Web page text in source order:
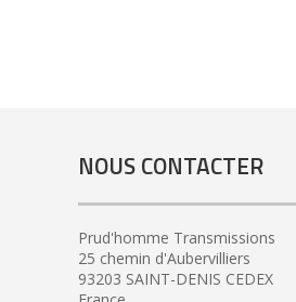
NOUS CONTACTER
Prud'homme Transmissions
25 chemin d'Aubervilliers
93203 SAINT-DENIS CEDEX